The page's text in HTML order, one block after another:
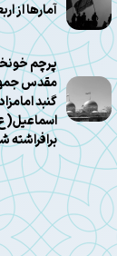
آمارها از اربعین ۱۴۰۵
پرچم
مقدس
گنبد
برافراشته